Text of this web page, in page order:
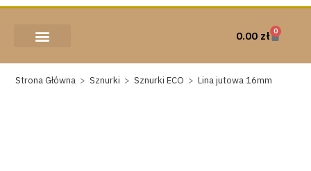
0.00 zł 0
Strona Główna > Sznurki > Sznurki ECO > Lina jutowa 16mm